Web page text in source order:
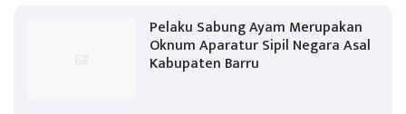
Pelaku Sabung Ayam Merupakan
Oknum Aparatur Sipil Negara Asal
Kabupaten Barru